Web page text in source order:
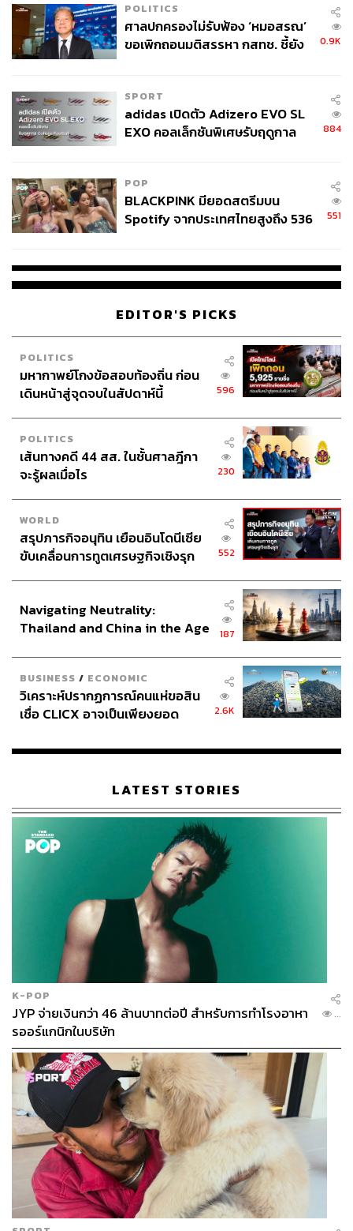
POLITICS
ศาลปกครองไม่รับฟ้อง ‘หมอสรณ’
ขอเพิกถอนมติสรรหา กสทช. ชี้ยัง
0.9K
SPORT
adidas เปิดตัว Adizero EVO SL
EXO คอลเล็กชันพิเศษรับฤดูกาล
884
POP
BLACKPINK มียอดสตรีมบน
Spotify จากประเทศไทยสูงถึง 536
551
EDITOR'S PICKS
POLITICS
มหากาพย์โกงข้อสอบท้องถิ่น ก่อน
เดินหน้าสู่จุดจบในสัปดาห์นี้
596
POLITICS
เส้นทางคดี 44 สส. ในชั้นศาลฎีกา
จะรู้ผลเมื่อไร
230
WORLD
สรุปภารกิจอนุทิน เยือนอินโดนีเซีย
ขับเคลื่อนการทูตเศรษฐกิจเชิงรุก
552
Navigating Neutrality:
Thailand and China in the Age
187
BUSINESS / ECONOMIC
วิเคราะห์ปรากฏการณ์คนแห่ขอสิน
เชื่อ CLICX อาจเป็นเพียงยอด
เรือนไทยที่ถูกซุกไว้
2.6K
LATEST STORIES
K-POP
JYP จ่ายเงินกว่า 46 ล้านบาทต่อปี สำหรับการทำโรงอาหา
รออร์แกนิกในบริษัท
...